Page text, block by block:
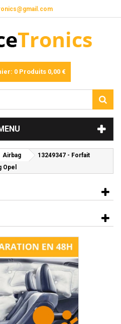
0 Produits 0,00 €
Airbag
13249347 - Forfait
Opel